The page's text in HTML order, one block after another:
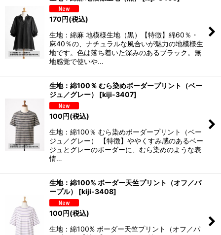
170円(税込)
生地：綿麻 地模様生地（黒）【特徴】綿60％・
麻40％の、ナチュラルな風合いが魅力の地模様生
地です。色は落ち着いた深みのあるブラック。無
地感覚で使いや…
生地：綿100％ むら染めボーダープリント（ベー
ジュ／グレー）
[kiji-3407]
100円(税込)
生地：綿100％ むら染めボーダープリント（ベー
ジュ／グレー） 【特徴】ややくすみ感のあるベー
ジュとグレーのボーダーに、むら染めのような表
情…
生地：綿100% ボーダー天竺プリント（オフ／パ
ープル）
[kiji-3408]
100円(税込)
生地：綿100% ボーダー天竺プリント（オフ／パ